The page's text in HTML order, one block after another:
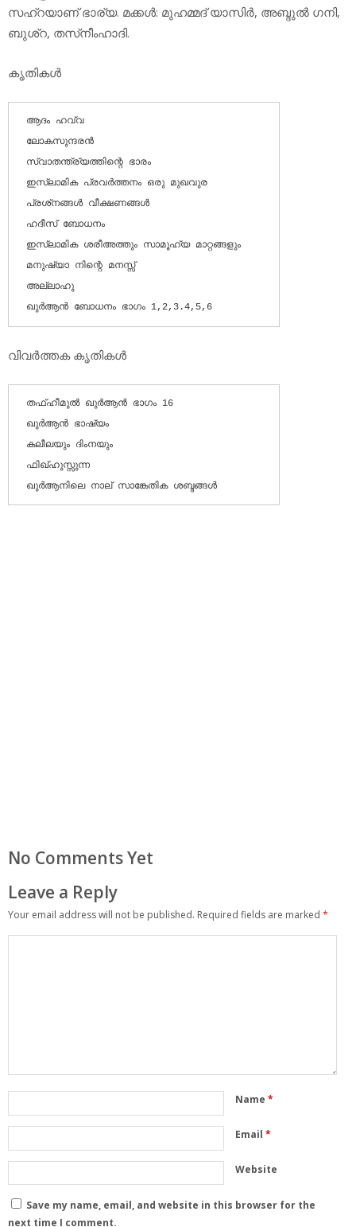
സഹ്‌റയാണ് ഭാര്യ. മക്കള്‍: മുഹമ്മദ് യാസിര്‍, അബ്ദുല്‍ ഗനി,
ബുശ്‌റ, തസ്‌നീംഹാദി.
കൃതികള്‍
ആദം ഹവ്വ
ലോകസുന്ദരന്‍
സ്വാതന്ത്ര്യത്തിന്റെ ഭാരം
ഇസ്‌ലാമിക പ്രവര്‍ത്തനം ഒരു മുഖവുര
പ്രശ്‌നങ്ങള്‍ വീക്ഷണങ്ങള്‍
ഹദീസ് ബോധനം
ഇസ്‌ലാമിക ശരീഅത്തും സാമൂഹ്യ മാറ്റങ്ങളും
മനുഷ്യാ നിന്റെ മനസ്സ്
അല്ലാഹു
ഖുര്‍ആന്‍ ബോധനം ഭാഗം 1,2,3.4,5,6
വിവര്‍ത്തക കൃതികള്‍
തഫ്ഹീമുല്‍ ഖുര്‍ആന്‍ ഭാഗം 16
ഖുര്‍ആന്‍ ഭാഷ്യം
കലീലയും ദിംനയും
ഫിഖ്ഹുസ്സുന്ന
ഖുര്‍ആനിലെ നാല് സാങ്കേതിക ശബ്ദങ്ങള്‍
No Comments Yet
Leave a Reply
Your email address will not be published. Required fields are marked *
Name *
Email *
Website
Save my name, email, and website in this browser for the
next time I comment.